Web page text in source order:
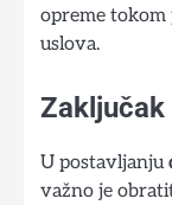
opreme
uslova.
Zaključak
U postavljanju
važno je